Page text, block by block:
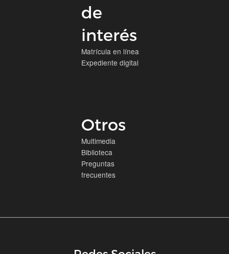
de
interés
Matrícula en línea
Expediente digital
Otros
Multimedia
Biblioteca
Preguntas
frecuentes